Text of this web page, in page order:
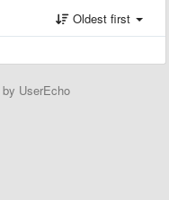
Oldest first
by UserEcho